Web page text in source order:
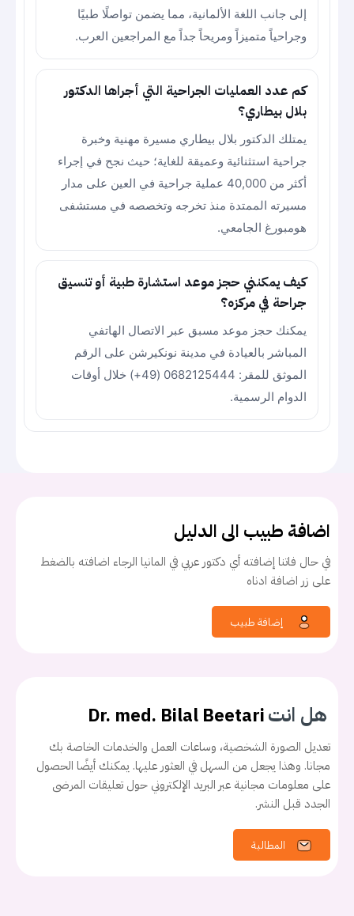
يجب عليك تسجيل الدخول حتى يمكنك طرح سؤال.
إلى جانب اللغة الألمانية، مما يضمن تواصلًا طبيًا
وجراحياً متميزاً ومريحاً جداً مع المراجعين العرب.
كم عدد العمليات الجراحية التي أجراها الدكتور
بلال بيطاري؟
يمتلك الدكتور بلال بيطاري مسيرة مهنية وخبرة
جراحية استثنائية وعميقة للغاية؛ حيث نجح في إجراء
أكثر من 40,000 عملية جراحية في العين على مدار
مسيرته الممتدة منذ تخرجه وتخصصه في مستشفى
هومبورغ الجامعي.
كيف يمكنني حجز موعد استشارة طبية أو تنسيق
جراحة في مركزه؟
يمكنك حجز موعد مسبق عبر الاتصال الهاتفي
المباشر بالعيادة في مدينة نونكيرشن على الرقم
الموثق للمقر: 0682125444 (49+) خلال أوقات
الدوام الرسمية.
اضافة طبيب الى الدليل
في حال فاتنا إضافته أي دكتور عربي في المانيا الرجاء اضافته بالضغط
على زر اضافة ادناه
هل انتDr. med. Bilal Beetari
تعديل الصورة الشخصية، وساعات العمل والخدمات الخاصة بك
مجانا. وهذا يجعل من السهل في العثور عليها. يمكنك أيضًا الحصول
على معلومات مجانية عبر البريد الإلكتروني حول تعليقات المرضى
الجدد قبل النشر.
المطالبة